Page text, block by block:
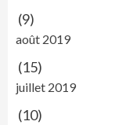
(9)
août 2019
(15)
juillet 2019
(10)